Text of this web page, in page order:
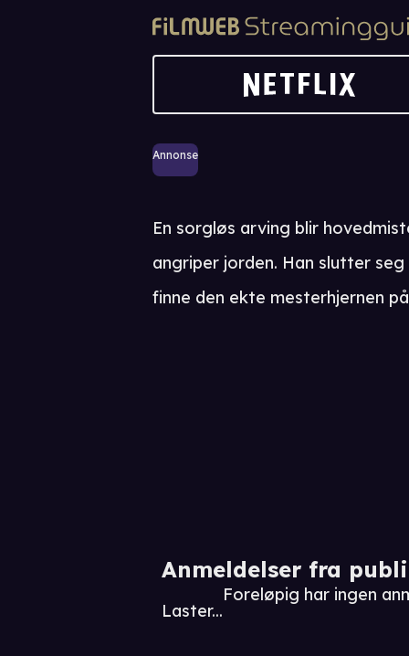
Annonse
Anmeldelser fra
Laster...
Foreløpig har ingen
En sorgløs arving blir
angriper jorden. Han slutter
finne den ekte mesterhjernen